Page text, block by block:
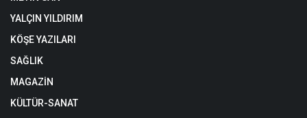
YALÇIN YILDIRIM
KÖŞE YAZILARI
SAĞLIK
MAGAZİN
KÜLTÜR-SANAT